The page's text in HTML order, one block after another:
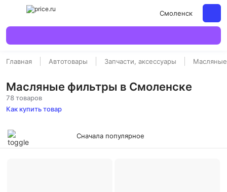
Смоленск
Главная Автотовары Запчасти, аксессуары
Масляные фильтры в Смоленске
78 товаров
Как купить товар
Сначала популярное